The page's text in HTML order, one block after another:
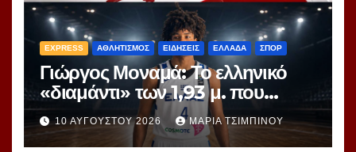
EXPRESS ΑΘΛΗΤΙΣΜΟΣ ΕΙΔΗΣΕΙΣ ΕΛΛΑΔΑ ΣΠΟΡ
Γιώργος Μοναμά: Το ελληνικό
«διαμάντι» των 1,93 μ. που
ξεχωρίζει στο EuroBasket U16
10 ΑΥΓΟΎΣΤΟΥ 2026 ΜΑΡΊΑ ΤΣΙΜΠΙΝΟΎ